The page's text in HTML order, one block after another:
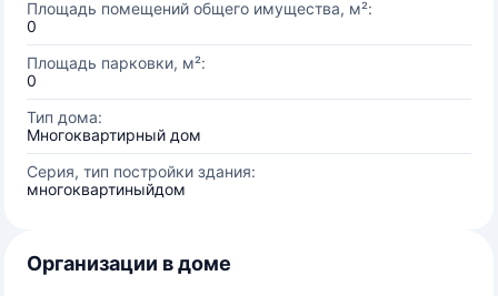
Площадь помещений общего имущества, м²:
0
Площадь парковки, м²:
0
Тип дома:
Многоквартирный дом
Серия, тип постройки здания:
многоквартиныйдом
Организации в доме